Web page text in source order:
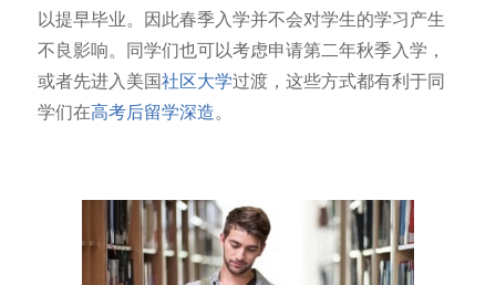
以提早毕业。因此春季入学并不会对学生的学习产生
不良影响。同学们也可以考虑申请第二年秋季入学，
或者先进入美国社区大学过渡，这些方式都有利于同
学们在高考后留学深造。